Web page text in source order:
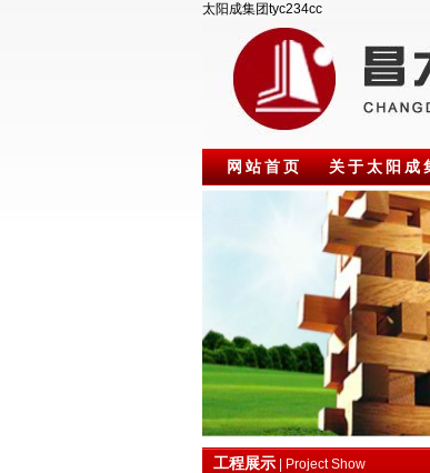
太阳成集团tyc234cc
网站首页 关于太阳
联系太阳成集团
工程展示 | Project Show